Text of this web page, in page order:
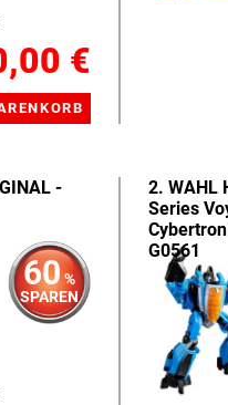
€
-
60 %
SPAREN
2. WAHL
Series
G0561